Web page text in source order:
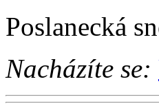
Poslanecká
Nacházíte se: